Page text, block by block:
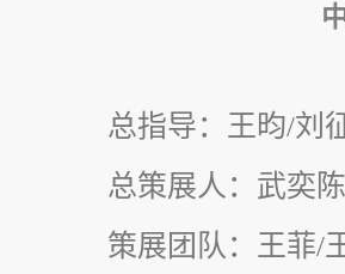
总指导：王昀/刘
总策展人：武奕陈
策展团队：王菲/